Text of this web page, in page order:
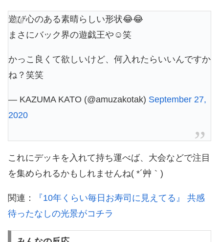
遊び心のある素晴らしい形状😂😂
まさにバック界の遊戯王や☺️笑
かっこ良くて欲しいけど、何入れたらいいんですか
ね？笑笑
— KAZUMA KATO (@amuzakotak) September 27,
2020
これにデッキを入れて持ち運べば、大会などで注目
を集められるかもしれませんね( *´艸｀)
関連：
『10年くらい毎日お寿司に見えてる』 共感
待ったなしの光景がコチラ